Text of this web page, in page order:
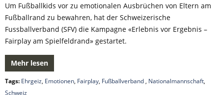
Um Fußballkids vor zu emotionalen Ausbrüchen von Eltern am
Fußballrand zu bewahren, hat der Schweizerische
Fussballverband (SFV) die Kampagne «Erlebnis vor Ergebnis –
Fairplay am Spielfeldrand» gestartet.
Mehr lesen
Tags: Ehrgeiz, Emotionen, Fairplay, Fußballverband, Nationalmannschaft,
Schweiz